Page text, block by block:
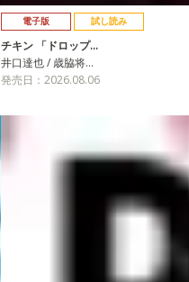
電子版 試し読み
チキン 「ドロップ…
井口達也 / 歳脇将…
発売日：2026.08.06